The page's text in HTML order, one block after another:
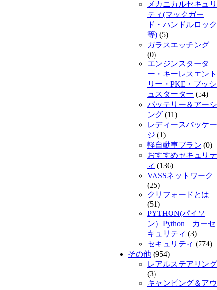
メカニカルセキュリ
ティ(マックガー
ド・ハンドルロック
等) (5)
ガラスエッチング
(0)
エンジンスタータ
ー・キーレスエント
リー・PKE・プッシ
ュスターター (34)
バッテリー＆アーシ
ング (11)
レディースパッケー
ジ (1)
軽自動車プラン (0)
おすすめセキュリテ
ィ (136)
VASSネットワーク
(25)
クリフォードとは
(51)
PYTHON(パイソ
ン）Python カーセ
キュリティ (3)
セキュリティ (774)
その他 (954)
レアルステアリング
(3)
キャンピング＆アウ